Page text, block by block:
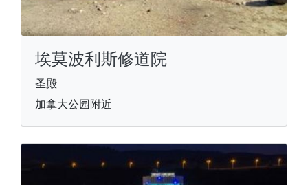
埃莫波利斯修道院
圣殿
加拿大公园附近